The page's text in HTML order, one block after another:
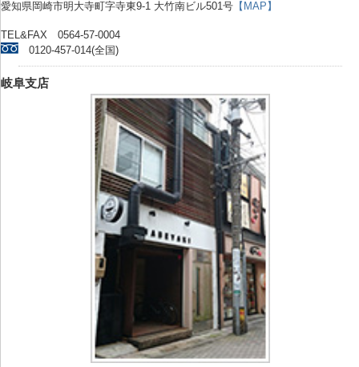
愛知県岡崎市明大寺町字寺東9-1 大竹南ビル501号 【MAP】
TEL&FAX 0564-57-0004
0120-457-014(全国)
岐阜支店